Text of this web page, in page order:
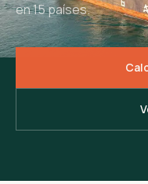
en 15 países.